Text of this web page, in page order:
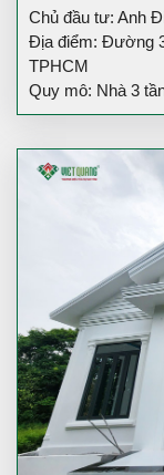
Chủ đầu tư: Anh
Địa điểm: Đường
TPHCM
Quy mô: Nhà 3